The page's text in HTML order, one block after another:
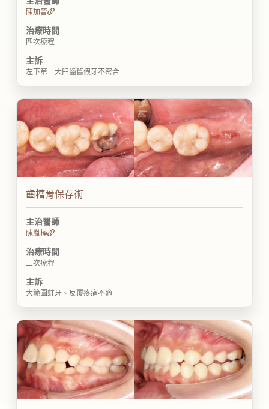
陳加晉
治療時間
四次療程
主訴
左下第一大臼齒舊假牙不密合
齒槽骨保存術
主治醫師
陳胤樺
治療時間
三次療程
主訴
大範圍蛀牙、反覆疼痛不適